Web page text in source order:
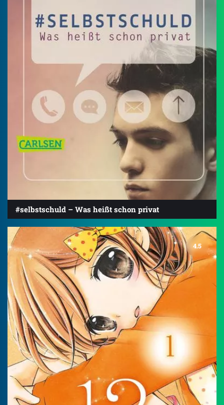
#selbstschuld – Was heißt schon privat
4.5